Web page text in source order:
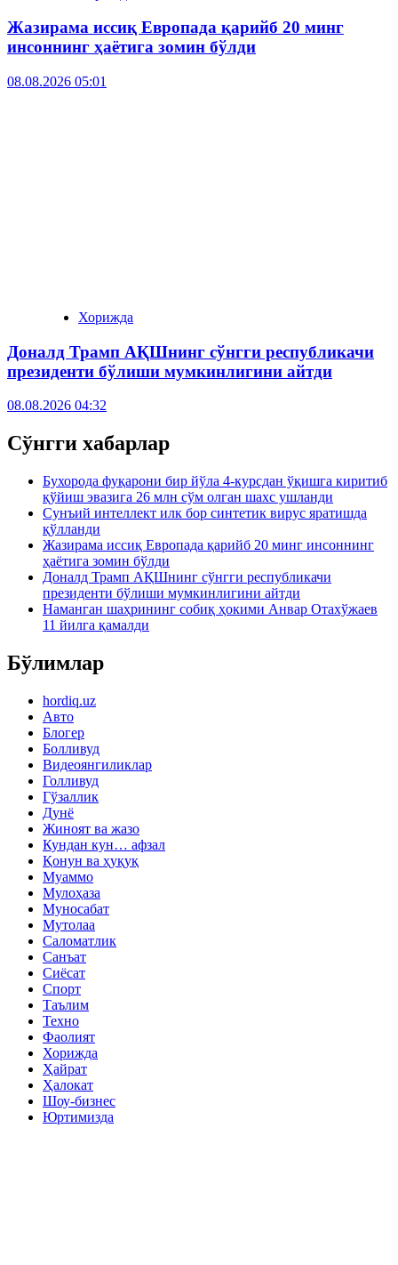
Жазирама иссиқ Европада қарийб 20 минг
инсоннинг ҳаётига зомин бўлди
08.08.2026 05:01
Хорижда
Доналд Трамп АҚШнинг сўнгги республикачи
президенти бўлиши мумкинлигини айтди
08.08.2026 04:32
Сўнгги хабарлар
Бухорода фуқарони бир йўла 4-курсдан ўқишга киритиб
қўйиш эвазига 26 млн сўм олган шахс ушланди
Сунъий интеллект илк бор синтетик вирус яратишда
қўлланди
Жазирама иссиқ Европада қарийб 20 минг инсоннинг
ҳаётига зомин бўлди
Доналд Трамп АҚШнинг сўнгги республикачи
президенти бўлиши мумкинлигини айтди
Наманган шаҳрининг собиқ ҳокими Анвар Отахўжаев
11 йилга қамалди
Бўлимлар
hordiq.uz
Авто
Блогер
Болливуд
Видеоянгиликлар
Голливуд
Гўзаллик
Дунё
Жиноят ва жазо
Кундан кун… афзал
Қонун ва ҳуқуқ
Муаммо
Мулоҳаза
Муносабат
Мутолаа
Саломатлик
Санъат
Сиёсат
Спорт
Таълим
Техно
Фаолият
Хорижда
Ҳайрат
Ҳалокат
Шоу-бизнес
Юртимизда